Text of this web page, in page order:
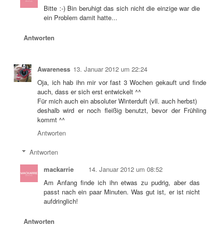
Bitte :-) Bin beruhigt das sich nicht die einzige war die
ein Problem damit hatte...
Antworten
Awareness 13. Januar 2012 um 22:24
Oja, ich hab ihn mir vor fast 3 Wochen gekauft und finde
auch, dass er sich erst entwickelt ^^
Für mich auch ein absoluter Winterduft (vll. auch herbst)
deshalb wird er noch fleißig benutzt, bevor der Frühling
kommt ^^
Antworten
Antworten
mackarrie
14. Januar 2012 um 08:52
Am Anfang finde ich ihn etwas zu pudrig, aber das
passt nach ein paar Minuten. Was gut ist, er ist nicht
aufdringlich!
Antworten